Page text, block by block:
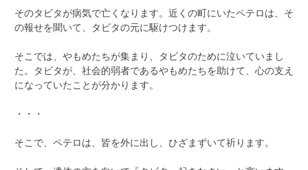
そのタビタが病気で亡くなります。近くの町にいたペテロは、そ
の報せを聞いて、タビタの元に駆けつけます。
そこでは、やもめたちが集まり、タビタのために泣いていまし
た。タビタが、社会的弱者であるやもめたちを助けて、心の支え
になっていたことが分かります。
・・・
そこで、ペテロは、皆を外に出し、ひざまずいて祈ります。